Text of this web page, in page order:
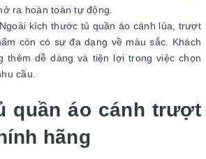
ra hoàn toàn tự động.
kích thước tủ quần áo cánh lùa, trượt
còn có sự đa dạng về màu sắc. Khách
thêm dễ dàng và tiện lợi trong việc chọn
cầu.
quần áo cánh trượt
hãng